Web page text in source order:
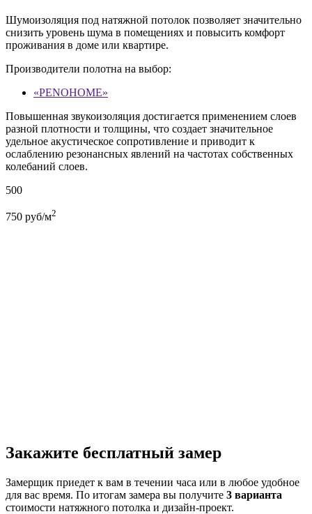
Шумоизоляция под натяжной потолок позволяет значительно
снизить уровень шума в помещениях и повысить комфорт
проживания в доме или квартире.
Производители полотна на выбор:
«PENOHOME»
Повышенная звукоизоляция достигается применением слоев
разной плотности и толщины, что создает значительное
удельное акустическое сопротивление и приводит к
ослаблению резонансных явлений на частотах собственных
колебаний слоев.
500
750 руб/м2
Закажите бесплатный замер
Замерщик приедет к вам в течении часа или в любое удобное
для вас время. По итогам замера вы получите 3 варианта
стоимости натяжного потолка и дизайн-проект.